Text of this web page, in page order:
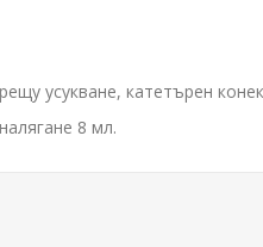
усукване, катетърен
8 мл.